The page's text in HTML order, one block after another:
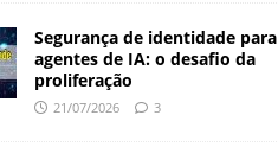
Segurança de identidade para
agentes de IA: o desafio da
proliferação
21/07/2026 3